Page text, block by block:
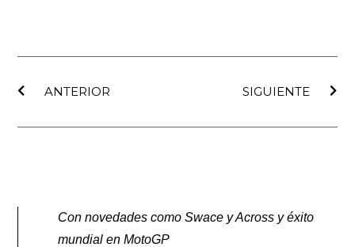
ANTERIOR
SIGUIENTE
Con novedades como Swace y Across y éxito
mundial en MotoGP